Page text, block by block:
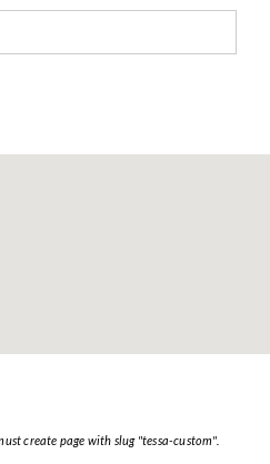
create page with slug "tessa-custom".